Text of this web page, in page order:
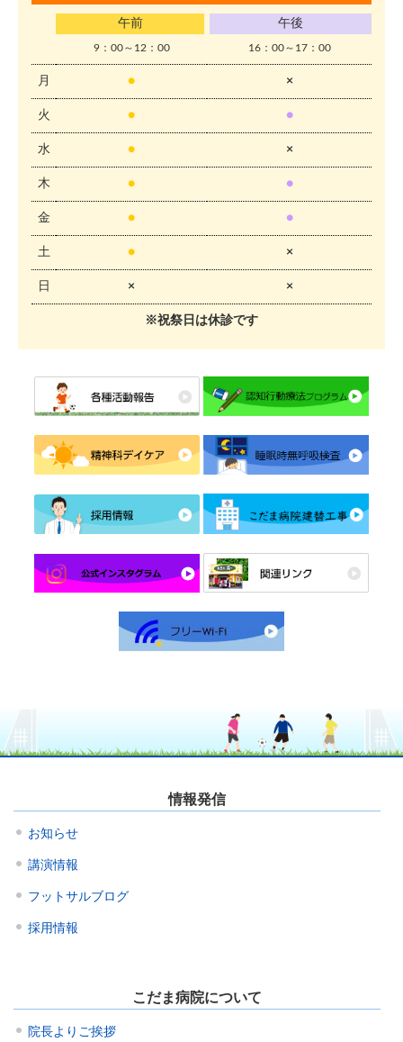
午前 午後
9：00～12：00 16：00～17：00
月 ● ×
火 ● ●
水 ● ×
木 ● ●
金 ● ●
土 ● ×
日 × ×
※祝祭日は休診です
情報発信
お知らせ
講演情報
フットサルブログ
採用情報
こだま病院について
院長よりご挨拶